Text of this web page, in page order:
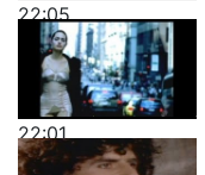
22:05
22:01